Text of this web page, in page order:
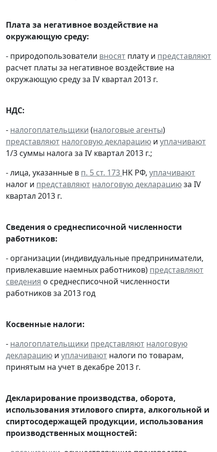
Плата за негативное воздействие на
окружающую среду:
- природопользователи вносят плату и представляют
расчет платы за негативное воздействие на
окружающую среду за IV квартал 2013 г.
НДС:
- налогоплательщики (налоговые агенты)
представляют налоговую декларацию и уплачивают
1/3 суммы налога за IV квартал 2013 г.;
- лица, указанные в п. 5 ст. 173 НК РФ, уплачивают
налог и представляют налоговую декларациюза IV
квартал 2013 г.
Сведения о среднесписочной численности
работников:
- организации (индивидуальные предприниматели,
привлекавшие наемных работников) представляют
сведения о среднесписочной численности
работников за 2013 год
Косвенные налоги:
- налогоплательщики представляют налоговую
декларацию и уплачивают налоги по товарам,
принятым на учет в декабре 2013 г.
Декларирование производства, оборота,
использования этилового спирта, алкогольной и
спиртосодержащей продукции, использования
производственных мощностей: